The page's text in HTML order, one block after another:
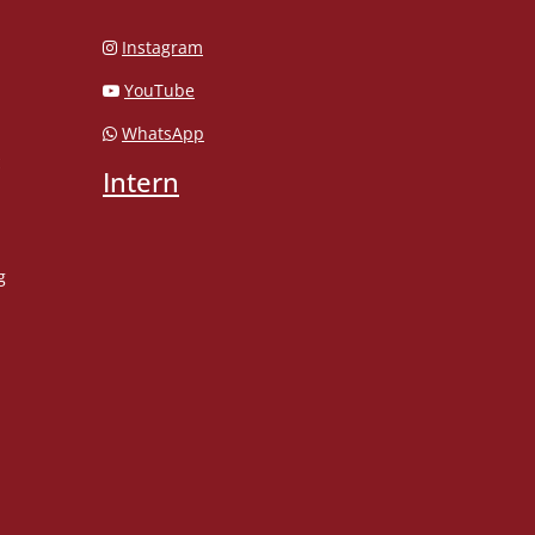
Instagram
YouTube
WhatsApp
Intern